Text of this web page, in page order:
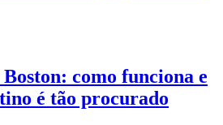
como funciona e
é tão procurado